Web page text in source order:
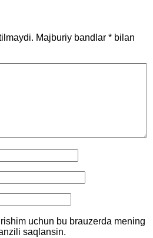
Majburiy bandlar * bilan
uchun bu brauzerda mening
saqlansin.